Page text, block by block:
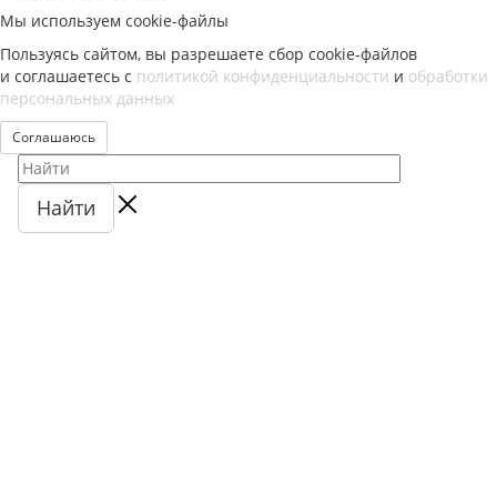
Мы используем cookie-файлы
Пользуясь сайтом, вы разрешаете сбор cookie-файлов
и соглашаетесь с политикой конфиденциальности и обработки
персональных данных
Соглашаюсь
Найти